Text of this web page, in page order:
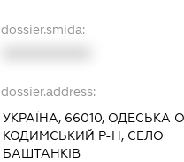
dossier.smida:
dossier.address:
УКРАЇНА, 66010, ОДЕСЬКА
КОДИМСЬКИЙ Р-Н, СЕЛО
БАШТАНКІВ